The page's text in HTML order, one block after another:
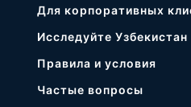
Для корпоративных
Исследуйте Узбекистан
Правила и условия
Частые вопросы